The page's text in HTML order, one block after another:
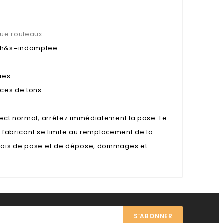
rouleaux.
de tons.
normal, arrêtez immédiatement la pose. Le
se limite au remplacement de la
de pose et de dépose, dommages et